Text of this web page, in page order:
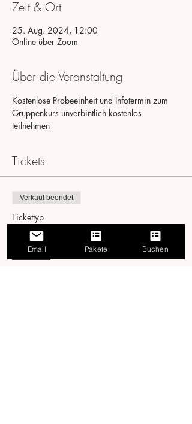
Zeit & Ort
25. Aug. 2024, 12:00
Online über Zoom
Über die Veranstaltung
Kostenlose Probeeinheit und Infotermin zum
Gruppenkurs unverbintlich kostenlos
teilnehmen
Tickets
Verkauf beendet
Tickettyp
Prostunde A1
Mehr Infos
Email Pakete Buchen